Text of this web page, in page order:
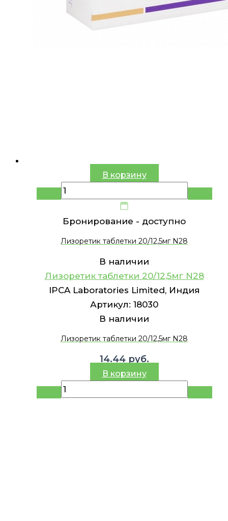
В корзину
Бронирование - доступно
Лизоретик таблетки 20/12,5мг N28
В наличии
Лизоретик таблетки 20/12,5мг N28
IPCA Laboratories Limited, Индия
Артикул: 18030
В наличии
Лизоретик таблетки 20/12,5мг N28
14.44 руб.
В корзину